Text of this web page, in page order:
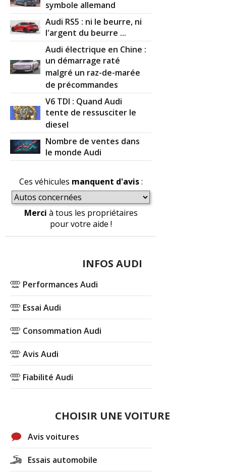
symbole allemand
Audi RS5 : ni le beurre, ni
l'argent du beurre ...
Audi électrique en Chine :
un démarrage raté
malgré un raz-de-marée
de précommandes
V6 TDI : Quand Audi
tente de ressusciter le
diesel
Nombre de ventes dans
le monde Audi
Ces véhicules manquent d'avis:
Merci à tous les propriétaires
pour votre aide !
INFOS AUDI
Performances Audi
Essai Audi
Consommation Audi
Avis Audi
Fiabilité Audi
CHOISIR UNE VOITURE
Avis voitures
Essais automobile